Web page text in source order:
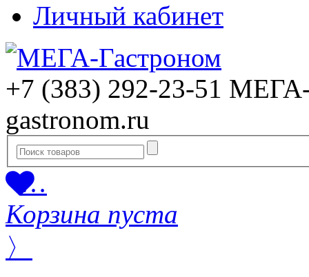
Личный кабинет
+7 (383) 292-23-51 МЕГА-
gastronom.ru
…
Корзина пуста
〉